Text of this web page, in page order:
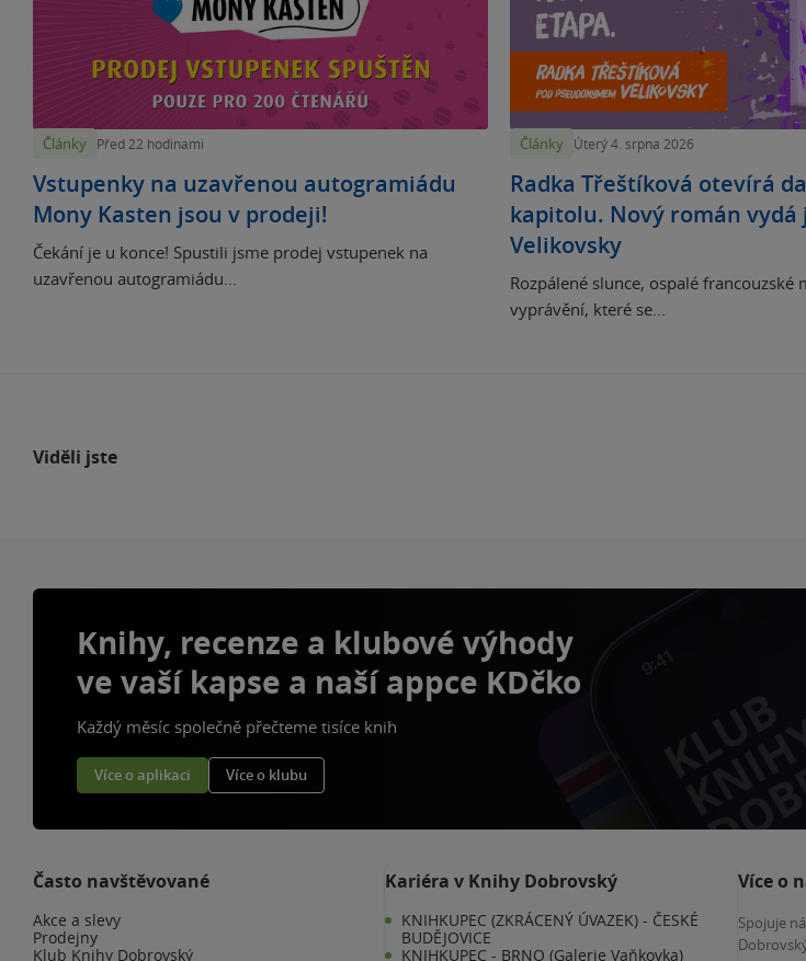
Články Před 22 hodinami
Vstupenky na uzavřenou autogramiádu
Mony Kasten jsou v prodeji!
Čekání je u konce! Spustili jsme prodej vstupenek na
uzavřenou autogramiádu...
Články Úterý 4. srpna 2026
Radka Třeštíková otevírá
kapitolu. Nový román vydá
Velikovsky
Rozpálené slunce, ospalé francouzské
vyprávění, které se...
Viděli jste
Knihy, recenze a klubové výhody
ve vaší kapse a naší appce KDčko
Každý měsíc společně přečteme tisíce knih
Více o aplikaci Více o klubu
Často navštěvované
Akce a slevy
Prodejny
Klub Knihy Dobrovský
Kariéra v Knihy Dobrovský
KNIHKUPEC (ZKRÁCENÝ ÚVAZEK) - ČESKÉ
BUDĚJOVICE
KNIHKUPEC - BRNO (Galerie Vaňkovka)
Více o
Spojuje